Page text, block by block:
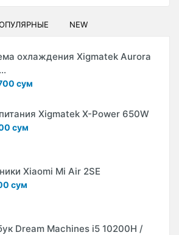
NEW
охлаждения Xigmatek Aurora
сум
Xigmatek X-Power 650W
сум
Xiaomi Mi Air 2SE
сум
Dream Machines i5 10200H /